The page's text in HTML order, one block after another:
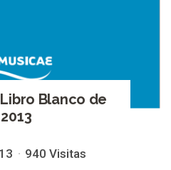
Blanco de
940 Visitas